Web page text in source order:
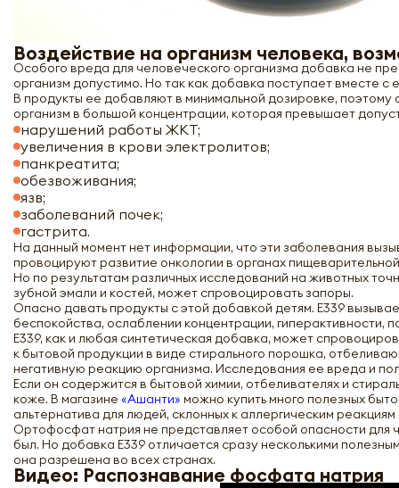
Воздействие на организм человека,
Особого вреда для человеческого организма добавка не
организм допустимо. Но так как добавка поступает вместе
В продукты ее добавляют в минимальной дозировке,
организм в большой концентрации, которая превышает
нарушений работы ЖКТ;
увеличения в крови электролитов;
панкреатита;
обезвоживания;
язв;
заболеваний почек;
гастрита.
На данный момент нет информации, что эти заболевания
провоцируют развитие онкологии в органах
Но по результатам различных исследований на животных
зубной эмали и костей, может спровоцировать запоры.
Опасно давать продукты с этой добавкой детям. Е339
беспокойства, ослаблении концентрации, гиперактивности,
Е339, как и любая синтетическая добавка, может
к бытовой продукции в виде стирального порошка,
негативную реакцию организма. Исследования ее вреда и
Если он содержится в бытовой химии, отбеливателях и
коже. В магазине «Ашанти» можно купить много полезных
альтернатива для людей, склонных к аллергическим
Ортофосфат натрия не представляет особой опасности для
был. Но добавка Е339 отличается сразу несколькими
она разрешена во всех странах.
Видео: Распознавание фосфата натрия